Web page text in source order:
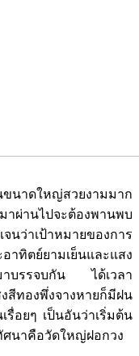
ขนาดใหญ่สวยงามมาก
ผ่านไปจะต้องพานพบ
นว่าเป้าหมายของการ
ทิตย์ยามเย็นและแสง
าบรรจบกัน ได้เวลา
งพึ่งจางหายก็มีฝน
รื่อยๆ เป็นอันว่าเริ่มต้น
นาคือวัดใหญ่ฝอกวง